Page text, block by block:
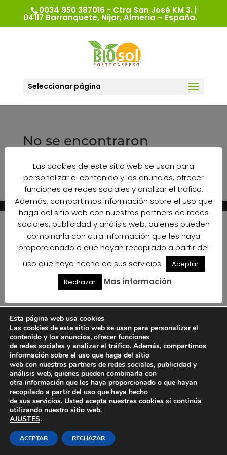
0034 950 387016 - Ctra San José KM 3. |
04117 Barranquete, Nijar, Almería – España.
Seleccionar página
No se encontraron
La página solicitada no pudo encontrarse. Trate
de perfeccionar su búsqueda o utilice la
navegación para localizar la entrada.
Las cookies de este sitio web se usan para
personalizar el contenido y los anuncios, ofrecer
funciones de redes sociales y analizar el tráfico.
Además, compartimos información sobre el uso que
haga del sitio web con nuestros partners de redes
sociales, publicidad y análisis web, quienes pueden
combinarla con otra información que les haya
proporcionado o que hayan recopilado a partir del
uso que haya hecho de sus servicios
Aceptar
Rechazar
Mas información
Esta página web usa cookies
Las cookies de este sitio web se usan para personalizar el
contenido y los anuncios, ofrecer funciones
de redes sociales y analizar el tráfico. Además, compartimos
información sobre el uso que haga del sitio
web con nuestros partners de redes sociales, publicidad y
análisis web, quienes pueden combinarla con
otra información que les haya proporcionado o que hayan
recopilado a partir del uso que haya hecho
de sus servicios. Usted acepta nuestras cookies si continúa
utilizando nuestro sitio web.
AJUSTES.
ACEPTAR RECHAZAR